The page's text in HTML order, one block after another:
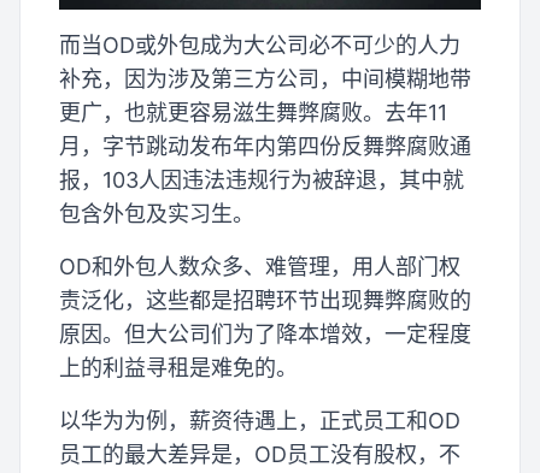
而当OD或外包成为大公司必不可少的人力
补充，因为涉及第三方公司，中间模糊地带
更广，也就更容易滋生舞弊腐败。去年11
月，字节跳动发布年内第四份反舞弊腐败通
报，103人因违法违规行为被辞退，其中就
包含外包及实习生。
OD和外包人数众多、难管理，用人部门权
责泛化，这些都是招聘环节出现舞弊腐败的
原因。但大公司们为了降本增效，一定程度
上的利益寻租是难免的。
以华为为例，薪资待遇上，正式员工和OD
员工的最大差异是，OD员工没有股权，不